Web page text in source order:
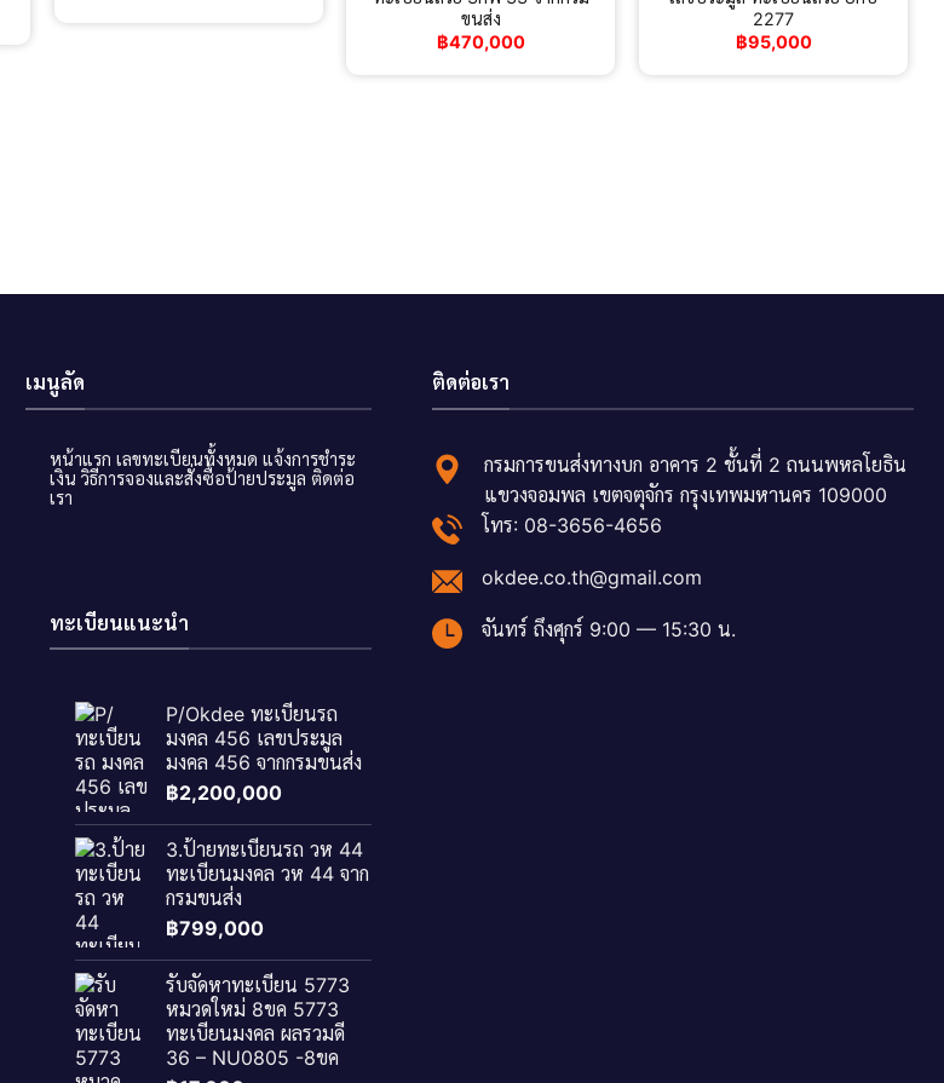
ขนส่ง
฿470,000
2277
฿95,000
เมนูลัด
หน้าแรก เลขทะเบียนทั้งหมด แจ้งการชำระ
เงิน วิธีการจองและสั่งซื้อป้ายประมูล ติดต่อ
เรา
ทะเบียนแนะนำ
P/Okdee ทะเบียนรถ
มงคล 456 เลขประมูล
มงคล 456 จากกรมขนส่ง
฿2,200,000
3.ป้ายทะเบียนรถ วห 44
ทะเบียนมงคล วห 44 จาก
กรมขนส่ง
฿799,000
รับจัดหาทะเบียน 5773
หมวดใหม่ 8ขค 5773
ทะเบียนมงคล ผลรวมดี
36 – NU0805 -8ขค
ติดต่อเรา
กรมการขนส่งทางบก อาคาร 2 ชั้นที่ 2 ถนนพหลโยธิน
แขวงจอมพล เขตจตุจักร กรุงเทพมหานคร 109000
โทร: 08-3656-4656
okdee.co.th@gmail.com
จันทร์ ถึงศุกร์ 9:00 — 15:30 น.